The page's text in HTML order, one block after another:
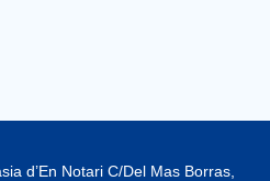
d’En Notari C/Del Mas Borras,